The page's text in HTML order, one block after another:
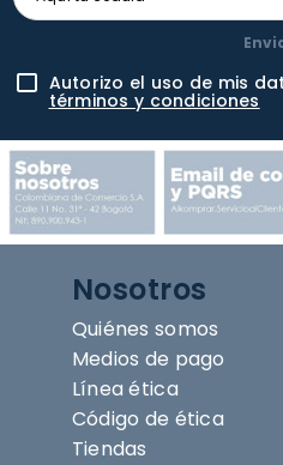
Autorizo el uso de mis
términos y condiciones
Nosotros
Quiénes somos
Medios de pago
Línea ética
Código de ética
Tiendas